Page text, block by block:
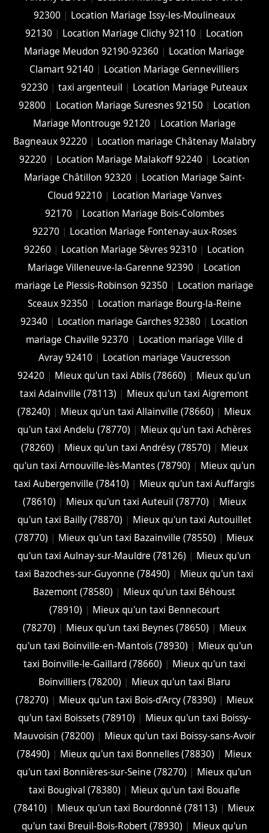
92300 | Location Mariage Issy-les-Moulineaux
92130 | Location Mariage Clichy 92110 | Location
Mariage Meudon 92190-92360 | Location Mariage
Clamart 92140 | Location Mariage Gennevilliers
92230 |taxi argenteuil | Location Mariage Puteaux
92800 | Location Mariage Suresnes 92150 | Location
Mariage Montrouge 92120 | Location Mariage
Bagneaux 92220 | Location mariage Châtenay Malabry
92220 | Location Mariage Malakoff 92240 | Location
Mariage Châtillon 92320 | Location Mariage Saint-
Cloud 92210 | Location Mariage Vanves
92170 | Location Mariage Bois-Colombes
92270 | Location Mariage Fontenay-aux-Roses
92260 | Location Mariage Sèvres 92310 | Location
Mariage Villeneuve-la-Garenne 92390 | Location
mariage Le Plessis-Robinson 92350 | Location mariage
Sceaux 92350 | Location mariage Bourg-la-Reine
92340 | Location mariage Garches 92380 | Location
mariage Chaville 92370 | Location mariage Ville d
Avray 92410 | Location mariage Vaucresson
92420 | Mieux qu'un taxi Ablis (78660) | Mieux qu'un
taxi Adainville (78113) | Mieux qu'un taxi Aigremont
(78240) | Mieux qu'un taxi Allainville (78660) | Mieux
qu'un taxi Andelu (78770) | Mieux qu'un taxi Achères
(78260) | Mieux qu'un taxi Andrésy (78570) | Mieux
qu'un taxi Arnouville-lès-Mantes (78790) | Mieux qu'un
taxi Aubergenville (78410) | Mieux qu'un taxi Auffargis
(78610) | Mieux qu'un taxi Auteuil (78770) | Mieux
qu'un taxi Bailly (78870) | Mieux qu'un taxi Autouillet
(78770) | Mieux qu'un taxi Bazainville (78550) | Mieux
qu'un taxi Aulnay-sur-Mauldre (78126) | Mieux qu'un
taxi Bazoches-sur-Guyonne (78490) | Mieux qu'un taxi
Bazemont (78580) | Mieux qu'un taxi Béhoust
(78910) | Mieux qu'un taxi Bennecourt
(78270) | Mieux qu'un taxi Beynes (78650) | Mieux
qu'un taxi Boinville-en-Mantois (78930) | Mieux qu'un
taxi Boinville-le-Gaillard (78660) | Mieux qu'un taxi
Boinvilliers (78200) | Mieux qu'un taxi Blaru
(78270) | Mieux qu'un taxi Bois-d'Arcy (78390) | Mieux
qu'un taxi Boissets (78910) | Mieux qu'un taxi Boissy-
Mauvoisin (78200) | Mieux qu'un taxi Boissy-sans-Avoir
(78490) | Mieux qu'un taxi Bonnelles (78830) | Mieux
qu'un taxi Bonnières-sur-Seine (78270) | Mieux qu'un
taxi Bougival (78380) | Mieux qu'un taxi Bouafle
(78410) | Mieux qu'un taxi Bourdonné (78113) | Mieux
qu'un taxi Breuil-Bois-Robert (78930) | Mieux qu'un